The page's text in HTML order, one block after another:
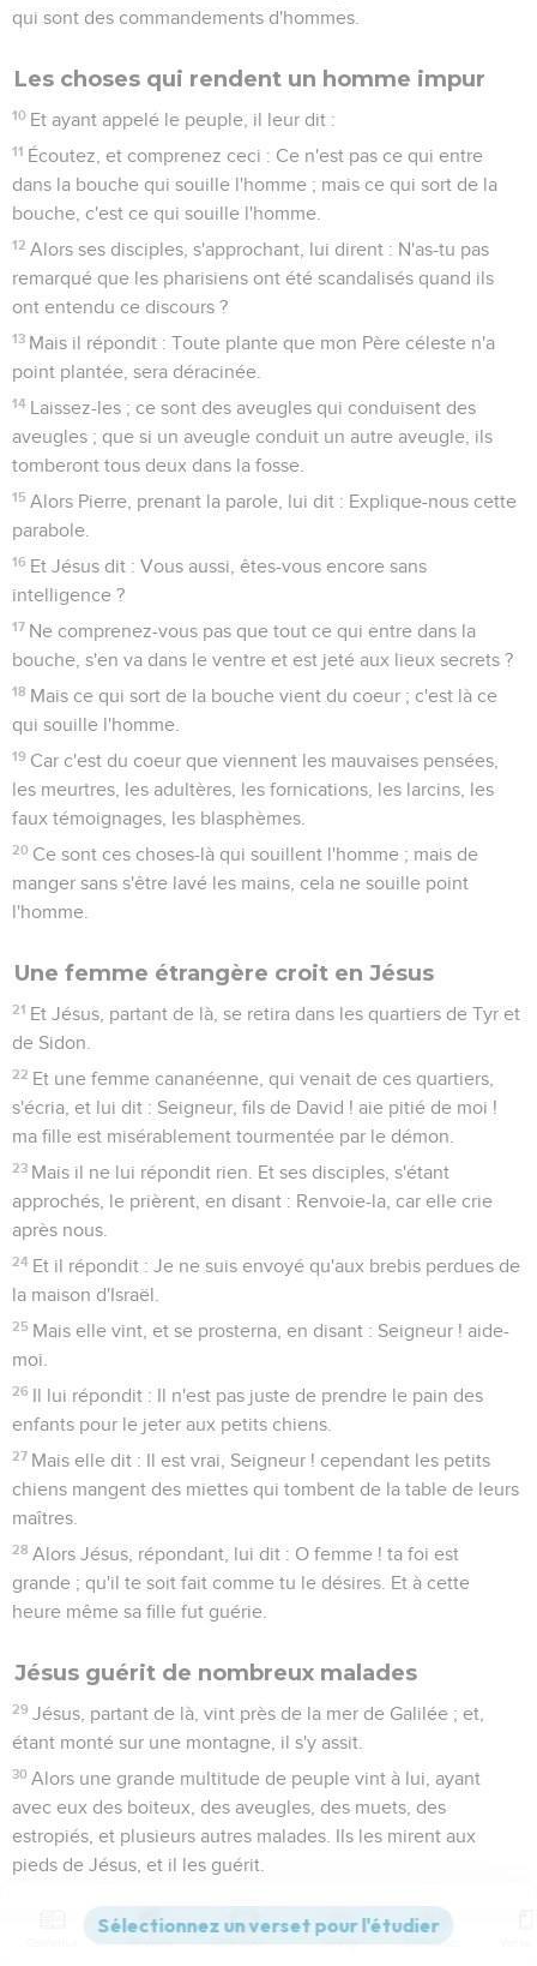
qui sont des commandements d'hommes.
Les choses qui rendent un homme impur
10 Et ayant appelé le peuple, il leur dit :
11 Écoutez, et comprenez ceci : Ce n'est pas ce qui entre
dans la bouche qui souille l'homme ; mais ce qui sort de la
bouche, c'est ce qui souille l'homme.
12 Alors ses disciples, s'approchant, lui dirent : N'as-tu pas
remarqué que les pharisiens ont été scandalisés quand ils
ont entendu ce discours ?
13 Mais il répondit : Toute plante que mon Père céleste n'a
point plantée, sera déracinée.
14 Laissez-les ; ce sont des aveugles qui conduisent des
aveugles ; que si un aveugle conduit un autre aveugle, ils
tomberont tous deux dans la fosse.
15 Alors Pierre, prenant la parole, lui dit : Explique-nous cette
parabole.
16 Et Jésus dit : Vous aussi, êtes-vous encore sans
intelligence ?
17 Ne comprenez-vous pas que tout ce qui entre dans la
bouche, s'en va dans le ventre et est jeté aux lieux secrets ?
18 Mais ce qui sort de la bouche vient du coeur ; c'est là ce
qui souille l'homme.
19 Car c'est du coeur que viennent les mauvaises pensées,
les meurtres, les adultères, les fornications, les larcins, les
faux témoignages, les blasphèmes.
20 Ce sont ces choses-là qui souillent l'homme ; mais de
manger sans s'être lavé les mains, cela ne souille point
l'homme.
Une femme étrangère croit en Jésus
21 Et Jésus, partant de là, se retira dans les quartiers de Tyr et
de Sidon.
22 Et une femme cananéenne, qui venait de ces quartiers,
s'écria, et lui dit : Seigneur, fils de David ! aie pitié de moi !
ma fille est misérablement tourmentée par le démon.
23 Mais il ne lui répondit rien. Et ses disciples, s'étant
approchés, le prièrent, en disant : Renvoie-la, car elle crie
après nous.
24 Et il répondit : Je ne suis envoyé qu'aux brebis perdues de
la maison d'Israël.
25 Mais elle vint, et se prosterna, en disant : Seigneur ! aide-
moi.
26 Il lui répondit : Il n'est pas juste de prendre le pain des
enfants pour le jeter aux petits chiens.
27 Mais elle dit : Il est vrai, Seigneur ! cependant les petits
chiens mangent des miettes qui tombent de la table de leurs
maîtres.
28 Alors Jésus, répondant, lui dit : O femme ! ta foi est
grande ; qu'il te soit fait comme tu le désires. Et à cette
heure même sa fille fut guérie.
Jésus guérit de nombreux malades
29 Jésus, partant de là, vint près de la mer de Galilée ; et,
étant monté sur une montagne, il s'y assit.
30 Alors une grande multitude de peuple vint à lui, ayant
avec eux des boiteux, des aveugles, des muets, des
estropiés, et plusieurs autres malades. Ils les mirent aux
pieds de Jésus, et il les guérit.
les muets parlaient, que les estropiés étaient guéris, que les
Versions Commentaires Strong